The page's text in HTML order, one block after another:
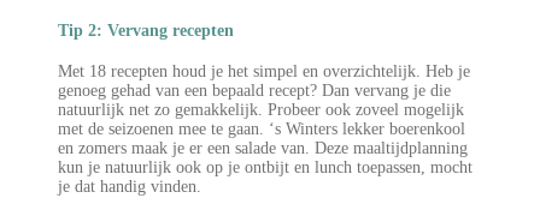
Tip 2: Vervang recepten
Met 18 recepten houd je het simpel en overzichtelijk. Heb je
genoeg gehad van een bepaald recept? Dan vervang je die
natuurlijk net zo gemakkelijk. Probeer ook zoveel mogelijk
met de seizoenen mee te gaan. ‘s Winters lekker boerenkool
en zomers maak je er een salade van. Deze maaltijdplanning
kun je natuurlijk ook op je ontbijt en lunch toepassen, mocht
je dat handig vinden.